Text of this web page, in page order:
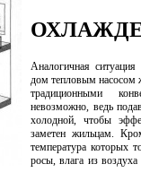
Аналогичная
дом тепловым насосом
традиционными
невозможно, ведь
холодной, чтобы
заметен жильцам.
температура которых
росы, влага из